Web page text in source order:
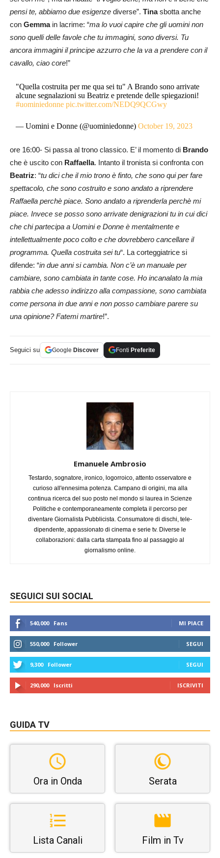
pensi te, abbiamo due esigenze diverse”. Tinasbotta anche
con Gemmain lacrime: “ma lo vuoi capire che gli uomini non
sono quelli delle favole che tu immagini, sono diversi. Tu
ancora immagini il principe azzurro che la va a prendere con il
cavallo, ciao core!”
"Quella costruita per me qua sei tu" A Brando sono arrivate
alcune segnalazioni su Beatriz e pretende delle spiegazioni!
#uominiedonne pic.twitter.com/NEDQ9QCGwy
— Uomini e Donne (@uominiedonne)October 19, 2023
ore 16:00- Si passa al trono classico. E’ il momento di Brando
che è uscito con Raffaella. Intanto il tronista si confronta con
Beatriz: “tu dici che il mio trono è finto, che sono qui per fare
spettacolo, che sono costruito e sono andato a riprendere
Raffaella perchè piace. Sono andato a riprenderla perchè mi
piace. Invece se posso sono arrivate denigrazioni tu in cui dici
che chi partecipa a Uomini e Donne è mentalmente e
intellettualmente poco colto e che dovrebbero cancellare il
programma. Quella costruita sei tu“. La corteggiatrice si
difende: “in due anni si cambia. Non c’è un manuale per
cambiare, sono cambiata in tante cose. Ho incanalato la mia
rabbia che adesso indirizzo alla compassione, sono cambiata
come persona in due anni e non posso cambiare parere su
una opinione? Fatemi martire!”.
Seguici su Google Discover Fonti Preferite
Emanuele Ambrosio
Testardo, sognatore, ironico, logorroico, attento osservatore e
curioso all'ennesima potenza. Campano di origini, ma alla
continua ricerca del suo posto nel mondo si laurea in Scienze
Politiche e contemporaneamente completa il percorso per
diventare Giornalista Pubblicista. Consumatore di dischi, tele-
dipendente, appassionato di cinema e serie tv. Diverse le
collaborazioni: dalla carta stampata fino al passaggio al
giornalismo online.
SEGUICI SUI SOCIAL
540,000 Fans MI PIACE
550,000 Follower SEGUI
9,300 Follower SEGUI
290,000 Iscritti ISCRIVITI
GUIDA TV
Ora in Onda Serata
Lista Canali Film in Tv